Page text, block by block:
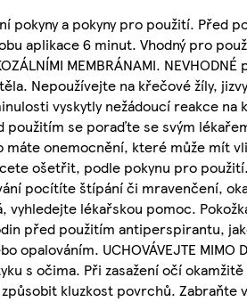
pokyny a pokyny pro použití.
aplikace 6 minut. Vhodný pro
MEMBRÁNAMI.
Nepoužívejte na křečové žíly,
vyskytly nežádoucí reakce na
se poraďte se svým
onemocnění, které může mít
ošetřit, podle pokynu pro použití.
pocítíte štípání či mravenčení,
lékařskou pomoc.
před použitím antiperspirantu,
UCHOVÁVEJTE MIMO
s očima. Při zasažení očí
kluzkost povrchů.